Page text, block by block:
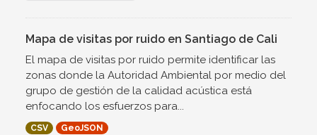
Mapa de visitas por ruido en Santiago de Cali
El mapa de visitas por ruido permite identificar las
zonas donde la Autoridad Ambiental por medio del
grupo de gestión de la calidad acústica está
enfocando los esfuerzos para...
CSV
GeoJSON